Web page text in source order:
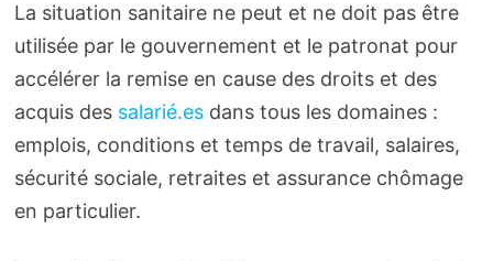
La situation sanitaire ne peut et ne doit pas être
utilisée par le gouvernement et le patronat pour
accélérer la remise en cause des droits et des
acquis des salarié.esdans tous les domaines :
emplois, conditions et temps de travail, salaires,
sécurité sociale, retraites et assurance chômage
en particulier.